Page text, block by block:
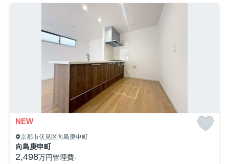
NEW
京都市伏見区向島庚申町
向島庚申町
2,498万円管理費-